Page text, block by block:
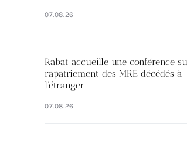
07.08.26
Rabat accueille une conférence
rapatriement des MRE décédés à
l’étranger
07.08.26